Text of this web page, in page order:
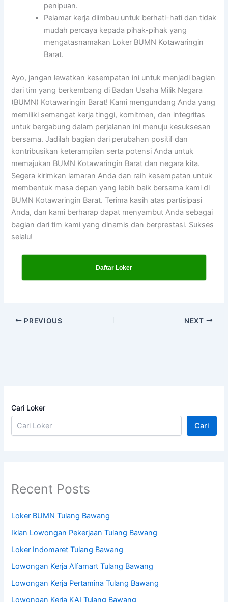
penipuan.
Pelamar kerja diimbau untuk berhati-hati dan tidak
mudah percaya kepada pihak-pihak yang
mengatasnamakan Loker BUMN Kotawaringin
Barat.
Ayo, jangan lewatkan kesempatan ini untuk menjadi bagian
dari tim yang berkembang di Badan Usaha Milik Negara
(BUMN) Kotawaringin Barat! Kami mengundang Anda yang
memiliki semangat kerja tinggi, komitmen, dan integritas
untuk bergabung dalam perjalanan ini menuju kesuksesan
bersama. Jadilah bagian dari perubahan positif dan
kontribusikan keterampilan serta potensi Anda untuk
memajukan BUMN Kotawaringin Barat dan negara kita.
Segera kirimkan lamaran Anda dan raih kesempatan untuk
membentuk masa depan yang lebih baik bersama kami di
BUMN Kotawaringin Barat. Terima kasih atas partisipasi
Anda, dan kami berharap dapat menyambut Anda sebagai
bagian dari tim kami yang dinamis dan berprestasi. Sukses
selalu!
Daftar Loker
PREVIOUS NEXT
Cari Loker
Cari
Recent Posts
Loker BUMN Tulang Bawang
Iklan Lowongan Pekerjaan Tulang Bawang
Loker Indomaret Tulang Bawang
Lowongan Kerja Alfamart Tulang Bawang
Lowongan Kerja Pertamina Tulang Bawang
Lowongan Kerja KAI Tulang Bawang